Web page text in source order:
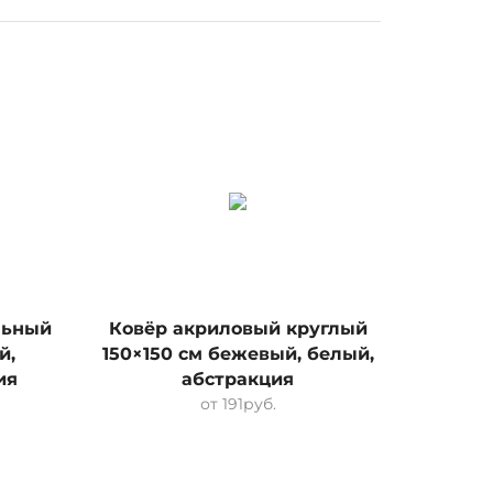
Ковёр акриловый круглый
150×150 см бежевый, белый,
абстракция
от 191руб.